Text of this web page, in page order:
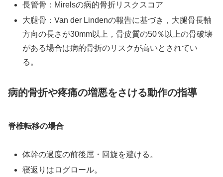
長管骨：Mirelsの病的骨折リスクスコア
大腿骨：Van der Lindenの報告に基づき，大腿骨長軸
方向の長さが30mm以上，骨皮質の50％以上の骨破壊
がある場合は病的骨折のリスクが高いとされてい
る。
病的骨折や疼痛の増悪をさける動作の指導
脊椎転移の場合
体幹の過度の前後屈・回旋を避ける。
寝返りはログロール。